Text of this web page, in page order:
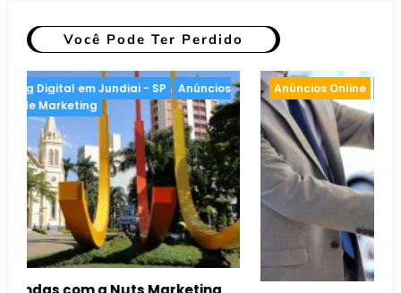
Você Pode Ter Perdido
Anúncios Online Inteligência artificial